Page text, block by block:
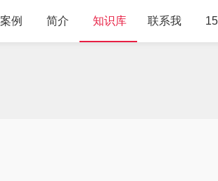
案例 简介 知识库 联系我